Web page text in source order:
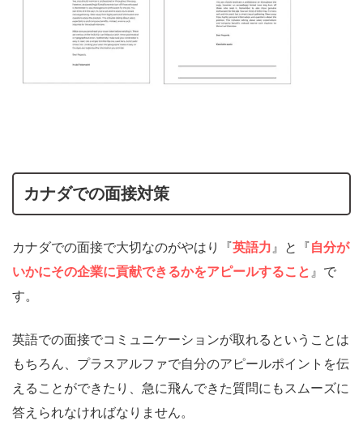
カナダでの面接対策
カナダでの面接で大切なのがやはり『英語力』と『自分が
いかにその企業に貢献できるかをアピールすること』で
す。
英語での面接でコミュニケーションが取れるということは
もちろん、プラスアルファで自分のアピールポイントを伝
えることができたり、急に飛んできた質問にもスムーズに
答えられなければなりません。